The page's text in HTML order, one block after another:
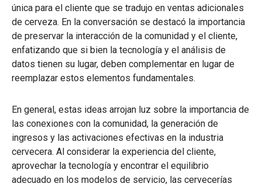
única para el cliente que se tradujo en ventas adicionales
de cerveza. En la conversación se destacó la importancia
de preservar la interacción de la comunidad y el cliente,
enfatizando que si bien la tecnología y el análisis de
datos tienen su lugar, deben complementar en lugar de
reemplazar estos elementos fundamentales.
En general, estas ideas arrojan luz sobre la importancia de
las conexiones con la comunidad, la generación de
ingresos y las activaciones efectivas en la industria
cervecera. Al considerar la experiencia del cliente,
aprovechar la tecnología y encontrar el equilibrio
adecuado en los modelos de servicio, las cervecerías